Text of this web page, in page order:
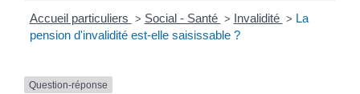
Accueil particuliers > Social - Santé > Invalidité > La
pension d'invalidité est-elle saisissable ?
Question-réponse